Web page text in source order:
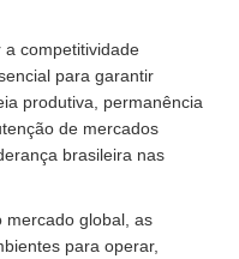
competitividade
para garantir
produtiva, permanência
de mercados
brasileira nas
mercado global, as
para operar,